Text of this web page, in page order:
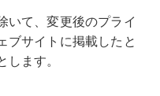
いて、変更後のプライ
ブサイトに掲載したと
します。